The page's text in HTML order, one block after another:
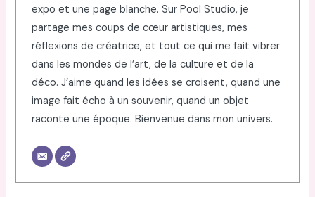
expo et une page blanche. Sur Pool Studio, je
partage mes coups de cœur artistiques, mes
réflexions de créatrice, et tout ce qui me fait vibrer
dans les mondes de l’art, de la culture et de la
déco. J’aime quand les idées se croisent, quand une
image fait écho à un souvenir, quand un objet
raconte une époque. Bienvenue dans mon univers.